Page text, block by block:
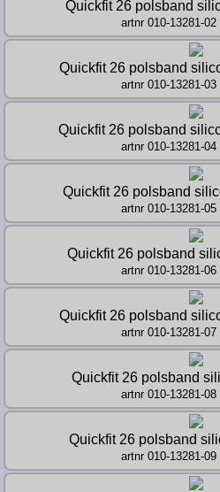
Quickfit 26 polsband
artnr 010-13281-02
Quickfit 26 polsband
artnr 010-13281-03
Quickfit 26 polsband
artnr 010-13281-04
Quickfit 26 polsband
artnr 010-13281-05
Quickfit 26 polsband
artnr 010-13281-06
Quickfit 26 polsband
artnr 010-13281-07
Quickfit 26 polsband
artnr 010-13281-08
Quickfit 26 polsband
artnr 010-13281-09